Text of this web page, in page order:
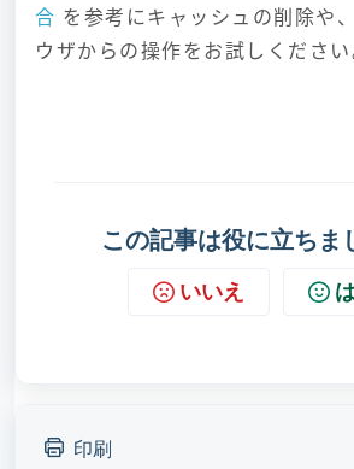
合 を参考にキャッシュの削除や
ウザからの操作をお試しください
この記事は役に立ちま
いいえ
印刷